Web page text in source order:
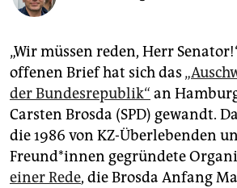
abo
genossenschaft
epaper login
„Wir müssen reden, Herr
offenen Brief hat sich das
der Bundesrepublik“ an
Carsten Brosda (SPD) gewandt.
die 1986 von KZ-Überlebenden
Freund*innen gegründete
einer Rede, die Brosda Anfang